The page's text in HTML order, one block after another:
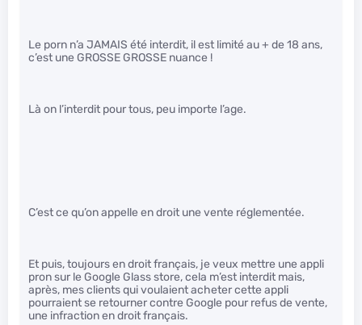
Le porn n’a JAMAIS été interdit, il est limité au + de 18 ans,
c’est une GROSSE GROSSE nuance !
Là on l’interdit pour tous, peu importe l’age.
C’est ce qu’on appelle en droit une vente réglementée.
Et puis, toujours en droit français, je veux mettre une appli
pron sur le Google Glass store, cela m’est interdit mais,
après, mes clients qui voulaient acheter cette appli
pourraient se retourner contre Google pour refus de vente,
une infraction en droit français.